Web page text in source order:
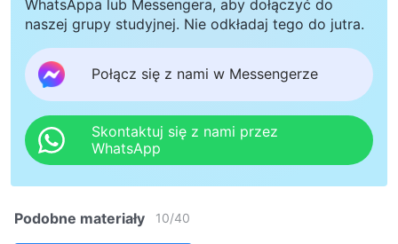
WhatsAppa lub Messengera, aby dołączyć do
naszej grupy studyjnej. Nie odkładaj tego do jutra.
Połącz się z nami w Messengerze
Skontaktuj się z nami przez
WhatsApp
Podobne materiały 10/40